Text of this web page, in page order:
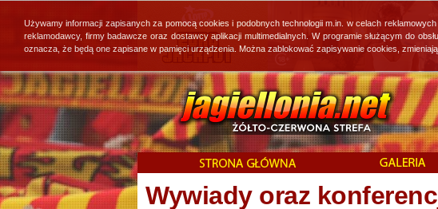
Wywiady oraz
Używamy informacji zapisanych za pomocą cookies i podobnych technologii m.in. w celach
reklamodawcy, firmy badawcze oraz dostawcy aplikacji multimedialnych. W programie służącym do
oznacza, że będą one zapisane w pamięci urządzenia. Można zablokować zapisywanie cookies,